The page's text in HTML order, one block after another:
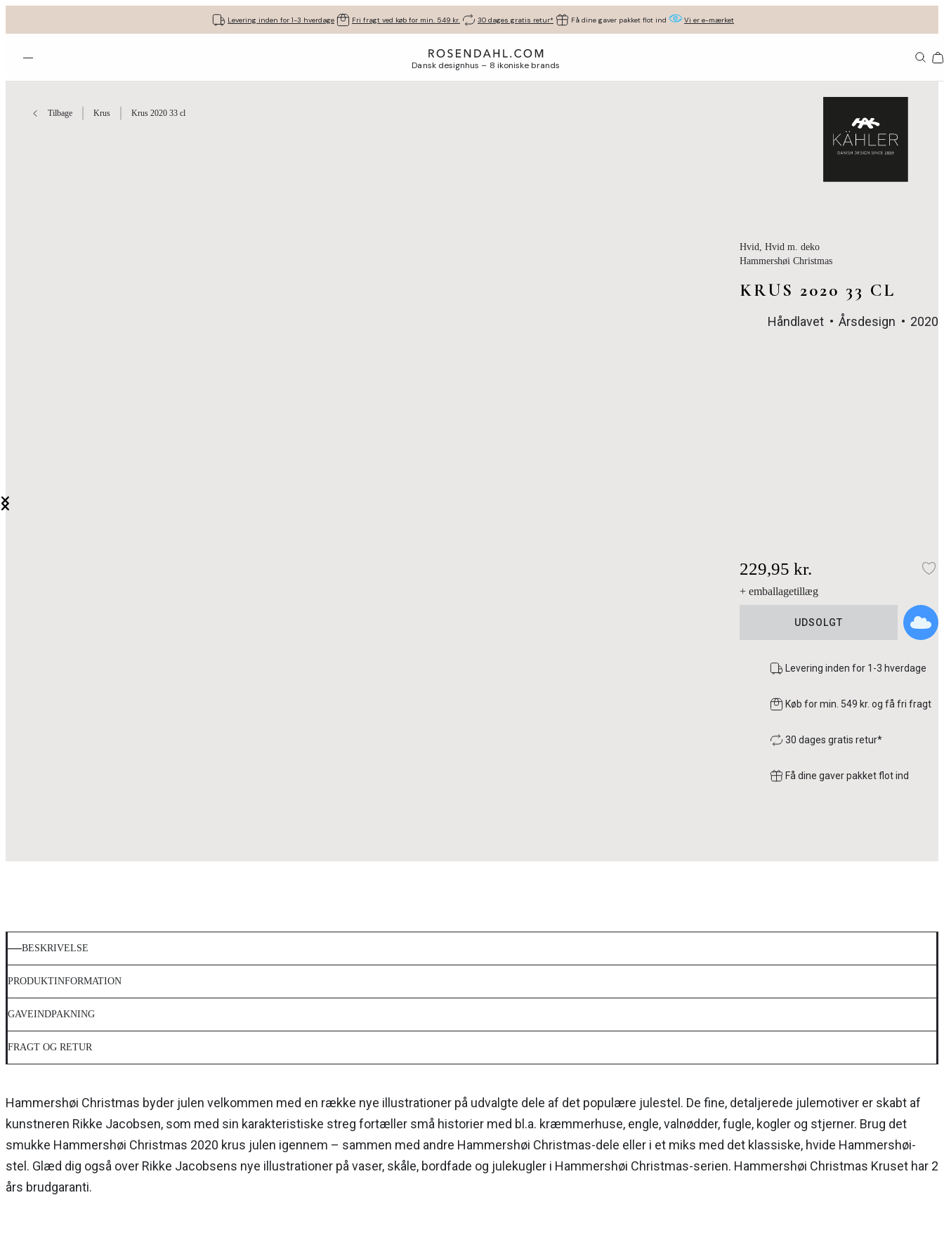
Levering inden for 1-3 hverdage Fri fragt ved køb for min. 549 kr. 30 dages gratis retur* Få dine gaver pakket flot ind Vi er e-mærket
Åbn menuen Dansk designhus – 8 ikoniske brands
Tilbage Krus Krus 2020 33 cl
Hvid, Hvid m. deko
Hammershøi Christmas
KRUS 2020 33 CL
Håndlavet Årsdesign 2020
229,95 kr.
+ emballagetillæg
UDSOLGT
Levering inden for 1-3 hverdage
Køb for min. 549 kr. og få fri fragt
30 dages gratis retur*
Få dine gaver pakket flot ind
BESKRIVELSE
PRODUKTINFORMATION
GAVEINDPAKNING
FRAGT OG RETUR
Hammershøi Christmas byder julen velkommen med en række nye illustrationer på udvalgte dele af det populære julestel. De fine, detaljerede julemotiver er skabt af
kunstneren Rikke Jacobsen, som med sin karakteristiske streg fortæller små historier med bl.a. kræmmerhuse, engle, valnødder, fugle, kogler og stjerner. Brug det
smukke Hammershøi Christmas 2020 krus julen igennem – sammen med andre Hammershøi Christmas-dele eller i et miks med det klassiske, hvide Hammershøi-
stel. Glæd dig også over Rikke Jacobsens nye illustrationer på vaser, skåle, bordfade og julekugler i Hammershøi Christmas-serien. Hammershøi Christmas Kruset har 2
års brudgaranti.